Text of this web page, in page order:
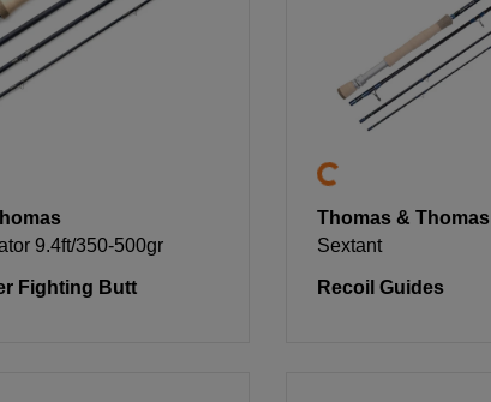
9.4ft/350-500gr
Fighting Butt
Thomas & Thomas
Sextant
Recoil Guides